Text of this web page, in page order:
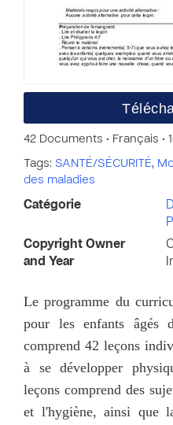
42 Documents • Français •
Tags: SANTÉ/SÉCURITÉ,
des maladies
Catégorie
Copyright Owner
and Year
Le programme du
pour les enfants
comprend 42 leçons
à se développer
leçons comprend des
et l'hygiène, ainsi que